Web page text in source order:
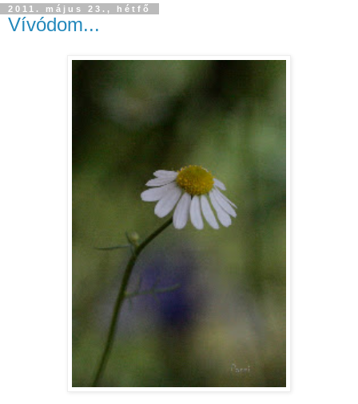
2011. május 23., hétfő
Vívódom...